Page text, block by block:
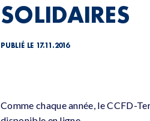
SOLIDAIRES
PUBLIÉ LE 17.11.2016
Comme chaque année, le CCFD-